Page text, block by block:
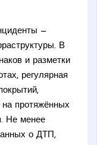
—
В
и разметки
регулярная
на протяжённых
Не менее
о ДТП,